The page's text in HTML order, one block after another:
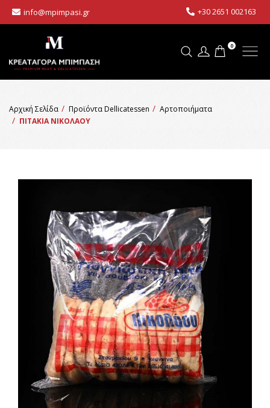
info@mpimpasi.gr +30 2651 002163
0
Αρχική Σελίδα Προϊόντα Dellicatessen
Αρτοποιήματα
ΠΙΤΑΚΙΑ ΝΙΚΟΛΑΟΥ